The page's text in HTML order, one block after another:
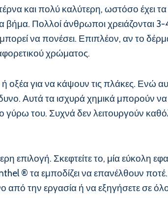
και πολύ καλύτερη, ωστόσο έχει
βήμα. Πολλοί άνθρωποι χρειάζονται
να πονέσει. Επιπλέον, αν το
χρώματος.
ή οξέα για να κάψουν τις πλάκες. Ενώ
Αυτά τα ισχυρά χημικά
του. Συχνά δεν λειτουργούν
επιλογή. Σκεφτείτε το, μία εύκολη
® τα εμποδίζει να επανέλθουν
από την εργασία ή να εξηγήσετε σε